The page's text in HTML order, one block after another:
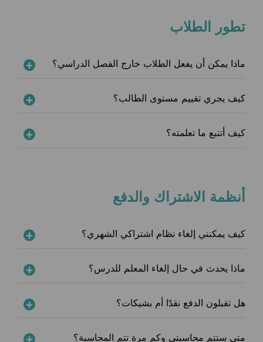
تطور الطلاب
ماذا يمكن أن يفعل الطلاب خارج الفصل الدراسي؟
كيف يجري تقييم مستوى الطالب؟
كيف أتتبع ما تعلمته؟
أنظمة الاشتراك والدفع
كيف يمكنني إلغاء نظام اشتراكي الشهري؟
ماذا يحدث في حال إلغاء المعلم للدرس؟
هل تقبلون الدفع نقدًا أم بشيكات؟
متى ستتم محاسبتي وكم مرة تتم المحاسبة؟